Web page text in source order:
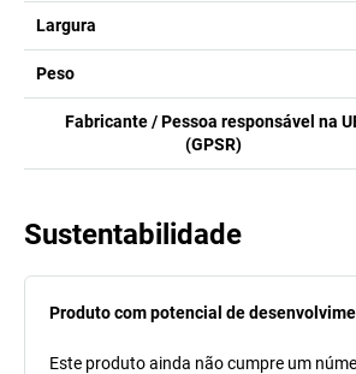
Largura
Peso
Fabricante / Pessoa responsável na
(GPSR)
Sustentabilidade
Produto com potencial de
Este produto ainda não cumpre um